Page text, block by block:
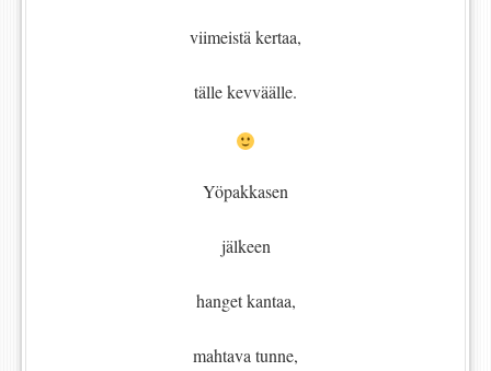
viimeistä kertaa,
tälle kevväälle.
Yöpakkasen
jälkeen
hanget kantaa,
mahtava tunne,